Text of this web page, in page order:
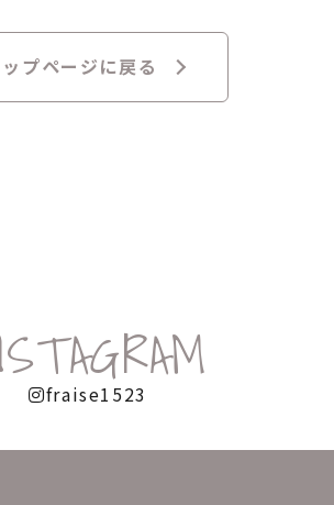
ップページに戻る
fraise1523